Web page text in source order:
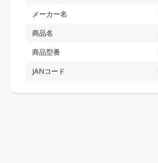
メーカー名
商品名
商品型番
JANコード